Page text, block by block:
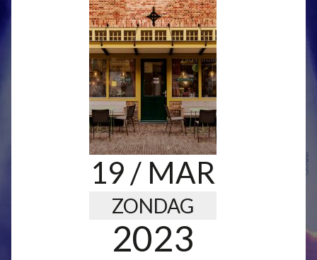
19 / MAR
ZONDAG
2023